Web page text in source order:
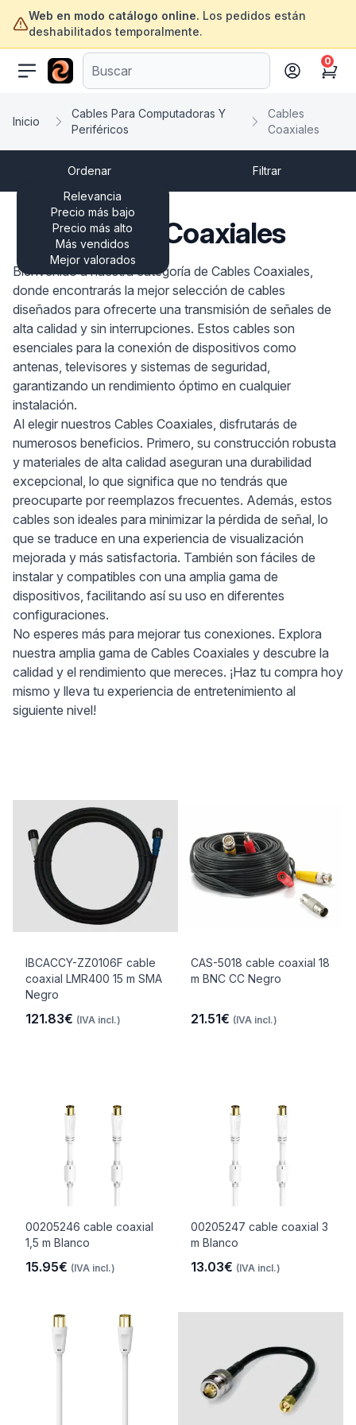
Web en modo catálogo online. Los pedidos están
deshabilitados temporalmente.
ofertasinformatica.com
Cart
0
Inicio
Cables Para Computadoras Y
Periféricos
Cables
Coaxiales
Ordenar
Relevancia
Precio más bajo
Precio más alto
Más vendidos
Mejor valorados
Filtrar
Cables Coaxiales
Bienvenido a nuestra categoría de Cables Coaxiales,
donde encontrarás la mejor selección de cables
diseñados para ofrecerte una transmisión de señales de
alta calidad y sin interrupciones. Estos cables son
esenciales para la conexión de dispositivos como
antenas, televisores y sistemas de seguridad,
garantizando un rendimiento óptimo en cualquier
instalación.
Al elegir nuestros Cables Coaxiales, disfrutarás de
numerosos beneficios. Primero, su construcción robusta
y materiales de alta calidad aseguran una durabilidad
excepcional, lo que significa que no tendrás que
preocuparte por reemplazos frecuentes. Además, estos
cables son ideales para minimizar la pérdida de señal, lo
que se traduce en una experiencia de visualización
mejorada y más satisfactoria. También son fáciles de
instalar y compatibles con una amplia gama de
dispositivos, facilitando así su uso en diferentes
configuraciones.
No esperes más para mejorar tus conexiones. Explora
nuestra amplia gama de Cables Coaxiales y descubre la
calidad y el rendimiento que mereces. ¡Haz tu compra hoy
mismo y lleva tu experiencia de entretenimiento al
siguiente nivel!
IBCACCY-ZZ0106F cable
coaxial LMR400 15 m SMA
Negro
121.83€ (IVA incl.)
CAS-5018 cable coaxial 18
m BNC CC Negro
21.51€ (IVA incl.)
00205246 cable coaxial
1,5 m Blanco
15.95€ (IVA incl.)
00205247 cable coaxial 3
m Blanco
13.03€ (IVA incl.)